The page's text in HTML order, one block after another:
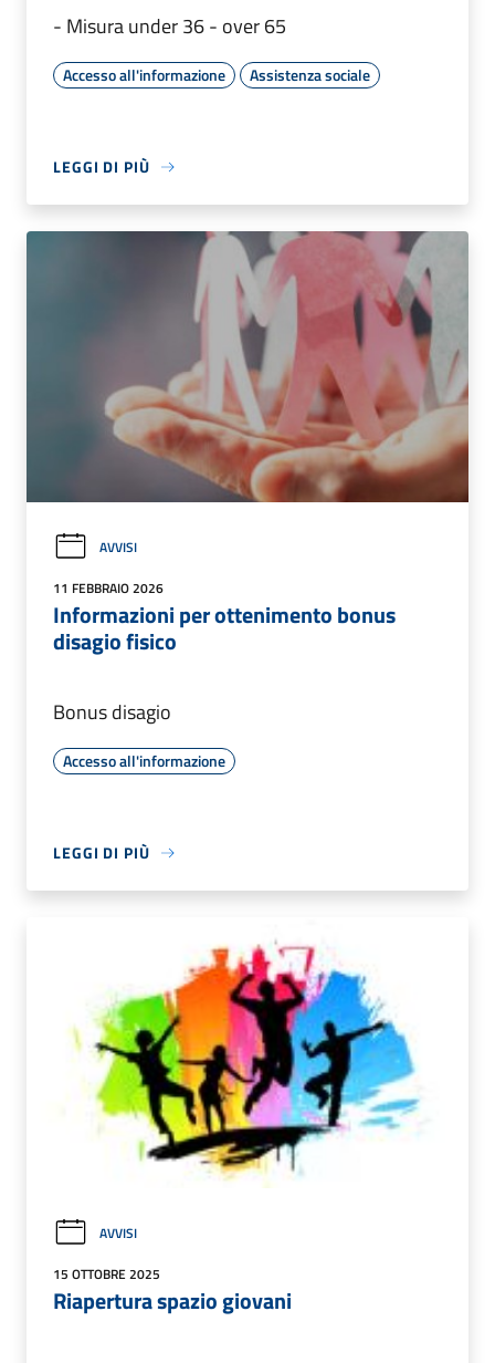
- Misura under 36 - over 65
Accesso all'informazione Assistenza sociale
LEGGI DI PIÙ
AVVISI
11 FEBBRAIO 2026
Informazioni per ottenimento bonus
disagio fisico
Bonus disagio
Accesso all'informazione
LEGGI DI PIÙ
AVVISI
15 OTTOBRE 2025
Riapertura spazio giovani